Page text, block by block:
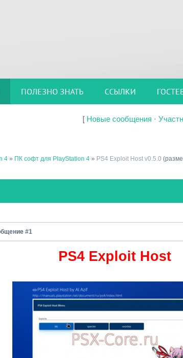
ПОЛЕЗНО ЗНАТЬ ССЫЛКИ
[ Новые сообщения ·
4 » ПК софт для PlayStation 4 » PS4 Exploit Host v0.5.0
#1
PS4 Exploit Host